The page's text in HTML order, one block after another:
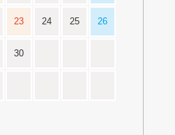
23 24 25 26
30